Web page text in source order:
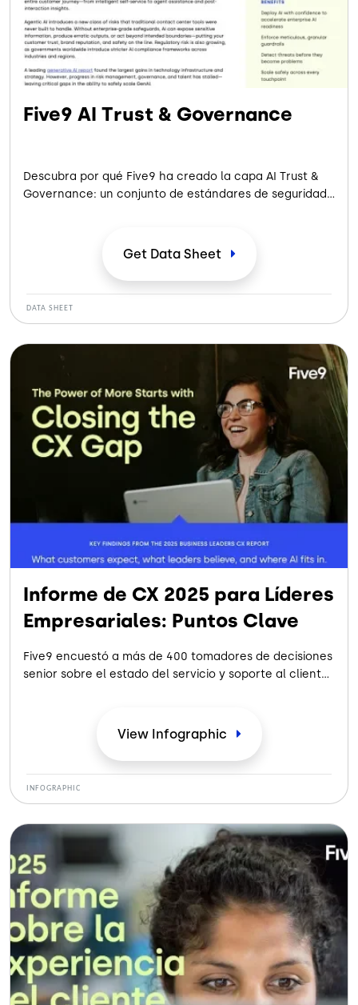
Five9 AI Trust & Governance
Descubra por qué Five9 ha creado la capa AI Trust &
Governance: un conjunto de estándares de seguridad,
Agentic de forma responsable en cada interacción
Get Data Sheet
DATA SHEET
Informe de CX 2025 para Líderes
Empresariales: Puntos Clave
Five9 encuestó a más de 400 tomadores de decisiones
senior sobre el estado del servicio y soporte al cliente.
View Infographic
INFOGRAPHIC